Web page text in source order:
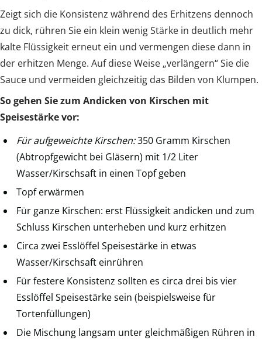
Zeigt sich die Konsistenz während des Erhitzens dennoch
zu dick, rühren Sie ein klein wenig Stärke in deutlich mehr
kalte Flüssigkeit erneut ein und vermengen diese dann in
der erhitzen Menge. Auf diese Weise „verlängern“ Sie die
Sauce und vermeiden gleichzeitig das Bilden von Klumpen.
So gehen Sie zum Andicken von Kirschen mit
Speisestärke vor:
Für aufgeweichte Kirschen:350 Gramm Kirschen
(Abtropfgewicht bei Gläsern) mit 1/2 Liter
Wasser/Kirschsaft in einen Topf geben
Topf erwärmen
Für ganze Kirschen: erst Flüssigkeit andicken und zum
Schluss Kirschen unterheben und kurz erhitzen
Circa zwei Esslöffel Speisestärke in etwas
Wasser/Kirschsaft einrühren
Für festere Konsistenz sollten es circa drei bis vier
Esslöffel Speisestärke sein (beispielsweise für
Tortenfüllungen)
Die Mischung langsam unter gleichmäßigen Rühren in